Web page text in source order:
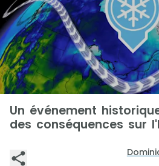
Un événement
des conséquences sur